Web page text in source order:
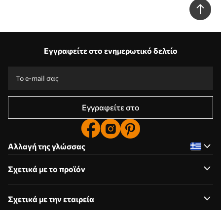
Εγγραφείτε στο ενημερωτικό δελτίο
Εγγραφείτε στο
Αλλαγή της γλώσσας
Σχετικά με το προϊόν
Σχετικά με την εταιρεία